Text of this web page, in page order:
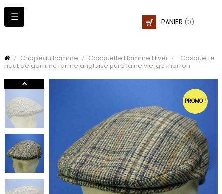
PANIER (0)
Basculer
la
☰
Chapeau homme Casquette Homme Hiver
Casquette
haut de gamme forme anglaise pure laine vierge marron
PROMO !